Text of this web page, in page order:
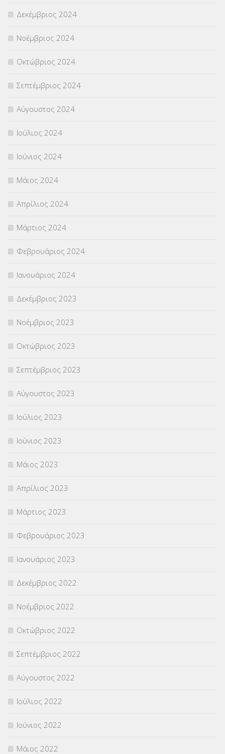
Δεκέμβριος 2024
Νοέμβριος 2024
Οκτώβριος 2024
Σεπτέμβριος 2024
Αύγουστος 2024
Ιούλιος 2024
Ιούνιος 2024
Μάιος 2024
Απρίλιος 2024
Μάρτιος 2024
Φεβρουάριος 2024
Ιανουάριος 2024
Δεκέμβριος 2023
Νοέμβριος 2023
Οκτώβριος 2023
Σεπτέμβριος 2023
Αύγουστος 2023
Ιούλιος 2023
Ιούνιος 2023
Μάιος 2023
Απρίλιος 2023
Μάρτιος 2023
Φεβρουάριος 2023
Ιανουάριος 2023
Δεκέμβριος 2022
Νοέμβριος 2022
Οκτώβριος 2022
Σεπτέμβριος 2022
Αύγουστος 2022
Ιούλιος 2022
Ιούνιος 2022
Μάιος 2022